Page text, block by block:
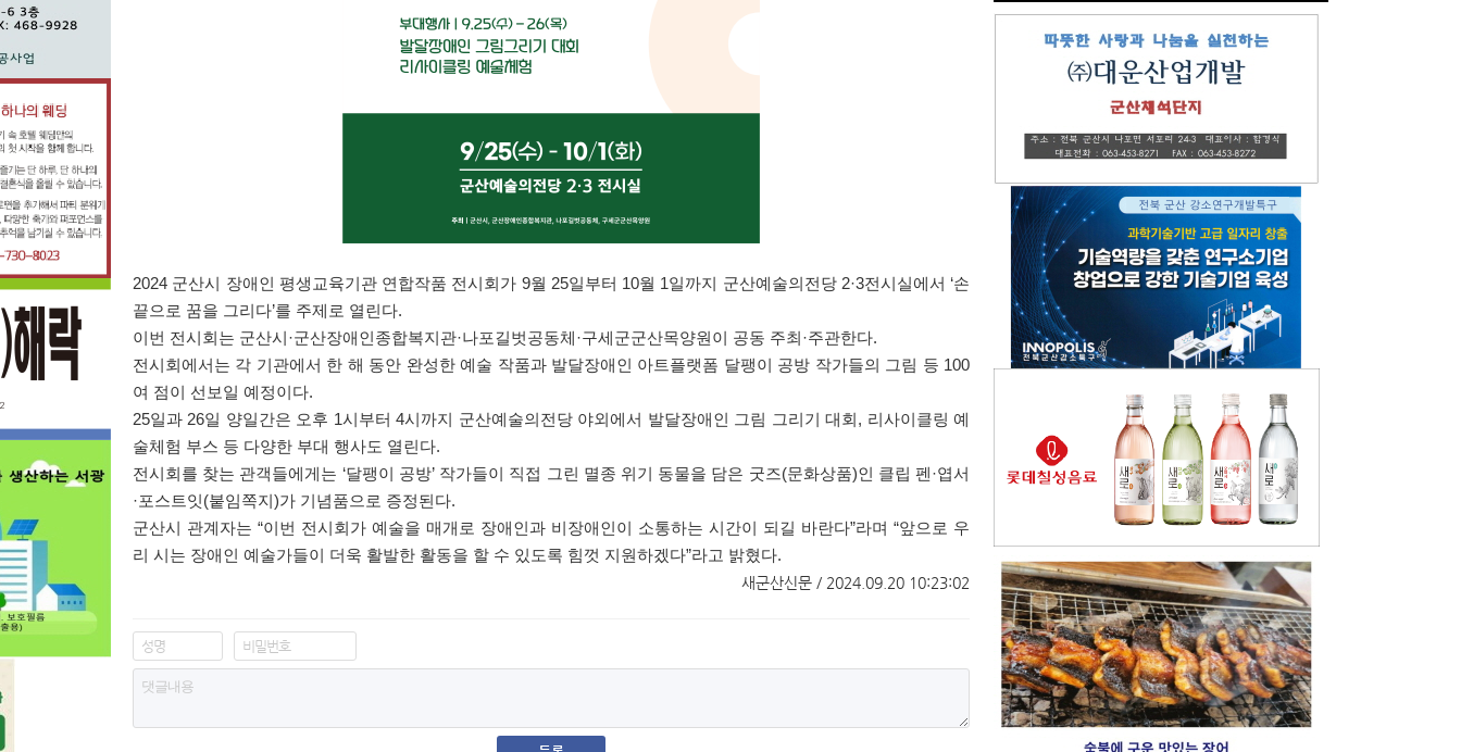
2024 군산시 장애인 평생교육기관 연합작품 전시회가 9월 25일부터 10월 1일까지 군산예술의전당 2·3전시실에서 ‘손
끝으로 꿈을 그리다’를 주제로 열린다.
이번 전시회는 군산시·군산장애인종합복지관·나포길벗공동체·구세군군산목양원이 공동 주최·주관한다.
전시회에서는 각 기관에서 한 해 동안 완성한 예술 작품과 발달장애인 아트플랫폼 달팽이 공방 작가들의 그림 등 100
여 점이 선보일 예정이다.
25일과 26일 양일간은 오후 1시부터 4시까지 군산예술의전당 야외에서 발달장애인 그림 그리기 대회, 리사이클링 예
술체험 부스 등 다양한 부대 행사도 열린다.
전시회를 찾는 관객들에게는 ‘달팽이 공방’ 작가들이 직접 그린 멸종 위기 동물을 담은 굿즈(문화상품)인 클립 펜·엽서
·포스트잇(붙임쪽지)가 기념품으로 증정된다.
군산시 관계자는 “이번 전시회가 예술을 매개로 장애인과 비장애인이 소통하는 시간이 되길 바란다”라며 “앞으로 우
리 시는 장애인 예술가들이 더욱 활발한 활동을 할 수 있도록 힘껏 지원하겠다”라고 밝혔다.
새군산신문 / 2024.09.20 10:23:02